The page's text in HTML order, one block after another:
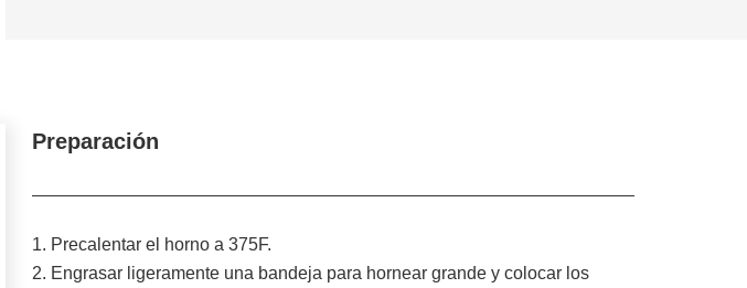
Preparación
1. Precalentar el horno a 375F.
2. Engrasar ligeramente una bandeja para hornear grande y colocar los